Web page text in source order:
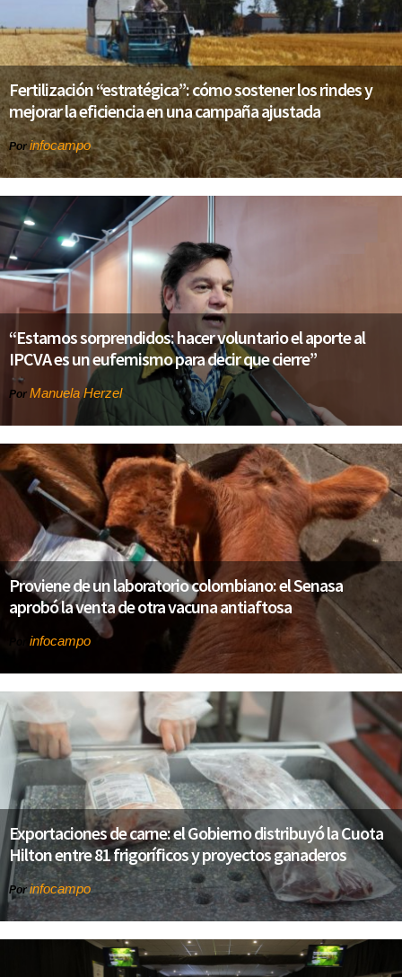
Fertilización “estratégica”: cómo sostener los rindes y
mejorar la eficiencia en una campaña ajustada
Por infocampo
“Estamos sorprendidos: hacer voluntario el aporte al
IPCVA es un eufemismo para decir que cierre”
Por Manuela Herzel
Proviene de un laboratorio colombiano: el Senasa
aprobó la venta de otra vacuna antiaftosa
Por infocampo
Exportaciones de carne: el Gobierno distribuyó la Cuota
Hilton entre 81 frigoríficos y proyectos ganaderos
Porinfocampo